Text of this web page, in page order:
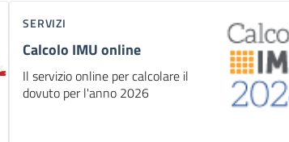
SERVIZI
Calcolo IMU online
Il servizio online per calcolare il
dovuto per l'anno 2026